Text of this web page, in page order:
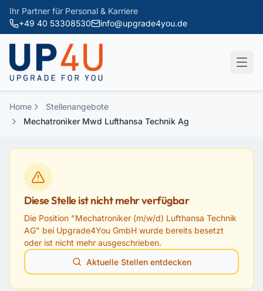
Zum Hauptinhalt springen
Ihr Partner für Personal & Karriere
+49 40 53308530
info@upgrade4you.de
Home
Stellenangebote
Mechatroniker Mwd Lufthansa Technik Ag
Diese Stelle ist nicht mehr verfügbar
Die Position "Mechatroniker (m/w/d) Lufthansa Technik
AG" bei Upgrade4You GmbH wurde bereits besetzt
oder ist nicht mehr ausgeschrieben.
Aktuelle Stellen entdecken